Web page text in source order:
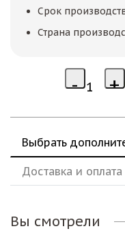
Срок
Страна
Выбрать
Доставка и оплата
Вы смотрели